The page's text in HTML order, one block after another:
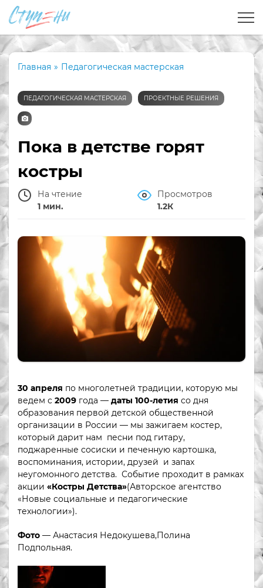
Главная » Педагогическая мастерская
ПЕДАГОГИЧЕСКАЯ МАСТЕРСКАЯ ПРОЕКТНЫЕ РЕШЕНИЯ
Пока в детстве горят
костры
На чтение
1 мин.
Просмотров
1.2К
30 апреля по многолетней традиции, которую мы
ведем с 2009 года — даты 100-летия со дня
образования первой детской общественной
организации в России — мы зажигаем костер,
который дарит нам песни под гитару,
поджаренные сосиски и печенную картошка,
воспоминания, истории, друзей и запах
неугомонного детства. Событие проходит в рамках
акции «Костры Детства»(Авторское агентство
«Новые социальные и педагогические
технологии»).
Фото — Анастасия Недокушева,Полина
Подпольная.